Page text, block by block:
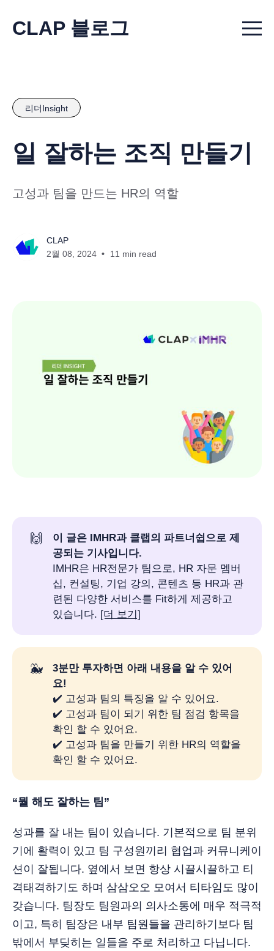
CLAP 블로그 Menu
리더Insight
일 잘하는 조직 만들기
고성과 팀을 만드는 HR의 역할
CLAP
2월 08, 2024
11 min read
🙌
이 글은 IMHR과 클랩의 파트너쉽으로 제
공되는 기사입니다.
IMHR은 HR전문가 팀으로, HR 자문 멤버
십, 컨설팅, 기업 강의, 콘텐츠 등 HR과 관
련된 다양한 서비스를 Fit하게 제공하고
있습니다. [더 보기]
🐳
3분만 투자하면 아래 내용을 알 수 있어
요!
✔️ 고성과 팀의 특징을 알 수 있어요.
✔️ 고성과 팀이 되기 위한 팀 점검 항목을
확인 할 수 있어요.
✔️ 고성과 팀을 만들기 위한 HR의 역할을
확인 할 수 있어요.
“뭘 해도 잘하는 팀”
성과를 잘 내는 팀이 있습니다. 기본적으로 팀 분위
기에 활력이 있고 팀 구성원끼리 협업과 커뮤니케이
션이 잘됩니다. 옆에서 보면 항상 시끌시끌하고 티
격태격하기도 하며 삼삼오오 모여서 티타임도 많이
갖습니다. 팀장도 팀원과의 의사소통에 매우 적극적
이고, 특히 팀장은 내부 팀원들을 관리하기보다 팀
밖에서 부딪히는 일들을 주로 처리하고 다닙니다.